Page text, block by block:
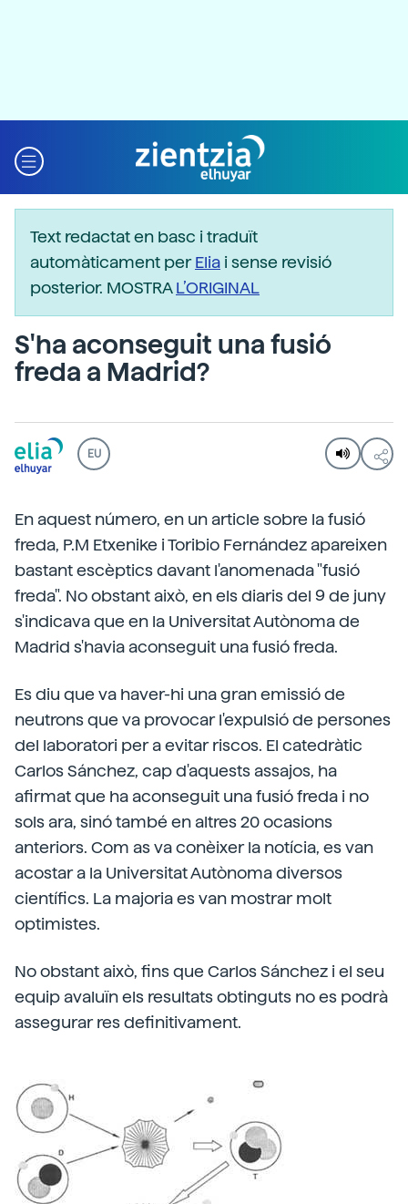
Text redactat en basc i traduït
automàticament perElia i sense revisió
posterior. MOSTRAL’ORIGINAL
S'ha aconseguit una fusió
freda a Madrid?
EU
En aquest número, en un article sobre la fusió
freda, P.M Etxenike i Toribio Fernández apareixen
bastant escèptics davant l'anomenada "fusió
freda". No obstant això, en els diaris del 9 de juny
s'indicava que en la Universitat Autònoma de
Madrid s'havia aconseguit una fusió freda.
Es diu que va haver-hi una gran emissió de
neutrons que va provocar l'expulsió de persones
del laboratori per a evitar riscos. El catedràtic
Carlos Sánchez, cap d'aquests assajos, ha
afirmat que ha aconseguit una fusió freda i no
sols ara, sinó també en altres 20 ocasions
anteriors. Com as va conèixer la notícia, es van
acostar a la Universitat Autònoma diversos
científics. La majoria es van mostrar molt
optimistes.
No obstant això, fins que Carlos Sánchez i el seu
equip avaluïn els resultats obtinguts no es podrà
assegurar res definitivament.